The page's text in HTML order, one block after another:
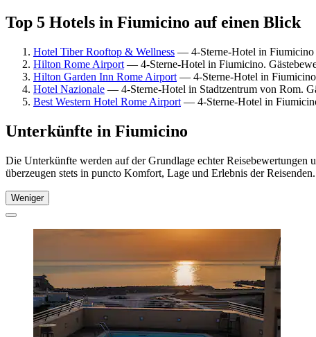
Top 5 Hotels in Fiumicino auf einen Blick
Hotel Tiber Rooftop & Wellness — 4-Sterne-Hotel in Fiumicino
Hilton Rome Airport — 4-Sterne-Hotel in Fiumicino.
Hilton Garden Inn Rome Airport — 4-Sterne-Hotel in
Hotel Nazionale — 4-Sterne-Hotel in Stadtzentrum von Rom.
Best Western Hotel Rome Airport — 4-Sterne-Hotel in
Unterkünfte in Fiumicino
Die Unterkünfte werden auf der Grundlage echter
überzeugen stets in puncto Komfort, Lage und Erlebnis der
Weniger